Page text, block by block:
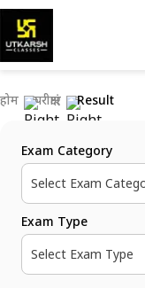
होम परीक्षाएं Result
Exam Category
Select Exam
Exam Type
Select Exam Type